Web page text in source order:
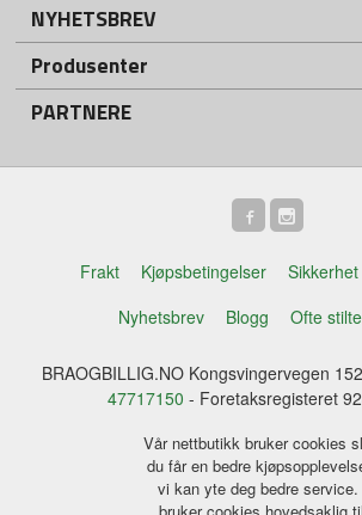
NYHETSBREV
Produsenter
PARTNERE
Frakt Kjøpsbetingelser
Nyhetsbrev
Blogg Ofte
BRAOGBILLIG.NO Kongsvingervegen
47717150 - Foretaksregisteret
Vår nettbutikk bruker cookies
du får en bedre
vi kan yte deg bedre service.